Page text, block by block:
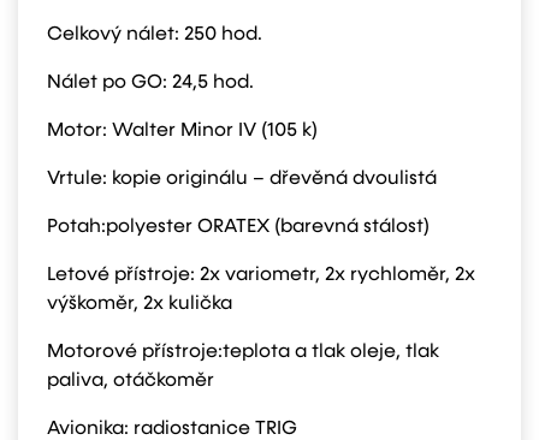
Celkový nálet: 250 hod.
Nálet po GO: 24,5 hod.
Motor: Walter Minor IV (105 k)
Vrtule: kopie originálu – dřevěná dvoulistá
Potah:polyester ORATEX (barevná stálost)
Letové přístroje: 2x variometr, 2x rychloměr, 2x
výškoměr, 2x kulička
Motorové přístroje:teplota a tlak oleje, tlak
paliva, otáčkoměr
Avionika: radiostanice TRIG